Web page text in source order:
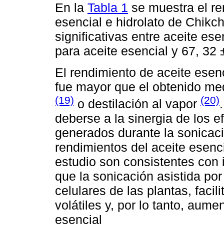
En la Tabla 1 se muestra el
esencial e hidrolato de
significativas entre aceite
para aceite esencial y 67, 32
El rendimiento de aceite
fue mayor que el obtenido
(19) o destilación al vapor (20)
deberse a la sinergia de los
generados durante la
rendimientos del aceite
estudio son consistentes
que la sonicación asistida
celulares de las plantas,
volátiles y, por lo tanto,
esencial